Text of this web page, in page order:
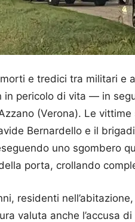
e tredici tra militari e
in pericolo di vita — in
(Verona). Le
Bernardello e il
uno sgombero
porta, crollando
residenti
valuta anche l’accusa